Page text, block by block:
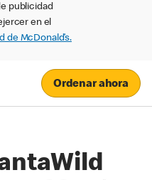
publicidad
en el
de McDonald’s.
Ordenar ahora